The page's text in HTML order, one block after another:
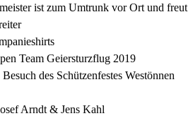
ist zum Umtrunk vor Ort und freut
Team Geiersturzflug 2019
des Schützenfestes Westönnen
Arndt & Jens Kahl